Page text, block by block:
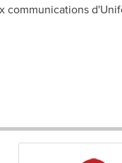
communications